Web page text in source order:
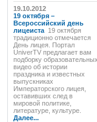
19.10.2012
19 октября –
Всероссийский день
лицеиста 19 октября
традиционно отмечается
День лицея. Портал
UniverTV предлагает вам
подборку образовательных
видео об истории
праздника и известных
выпускниках
Императорского лицея,
оставивших след в
мировой политике,
литературе, культуре.
Далее...